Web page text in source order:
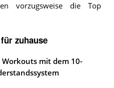
vorzugsweise die Top
zuhause
mit dem 10-